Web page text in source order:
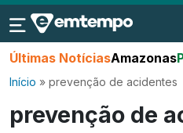
Últimas NotíciasAmazonas
Início » prevenção de acidentes
prevenção de